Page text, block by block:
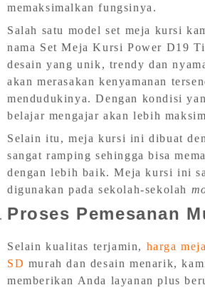
memaksimalkan fungsinya.
Salah satu model set meja kursi
nama Set Meja Kursi Power D19
desain yang unik, trendy dan
akan merasakan kenyamanan
mendudukinya. Dengan kondisi
belajar mengajar akan lebih
Selain itu, meja kursi ini dibuat
sangat ramping sehingga bisa
dengan lebih baik. Meja kursi ini
digunakan pada sekolah-sekolah
Proses Pemesanan
Selain kualitas terjamin, harga
SD murah dan desain menarik,
memberikan Anda layanan plus